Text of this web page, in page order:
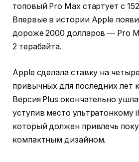
топовый Pro Max стартует с
Впервые в истории Apple
дороже 2000 долларов — Pro
2 терабайта.
Apple сделала ставку на
привычных для последних лет
Версия Plus окончательно
уступив место ультратонкому
который должен привлечь
компактным дизайном.